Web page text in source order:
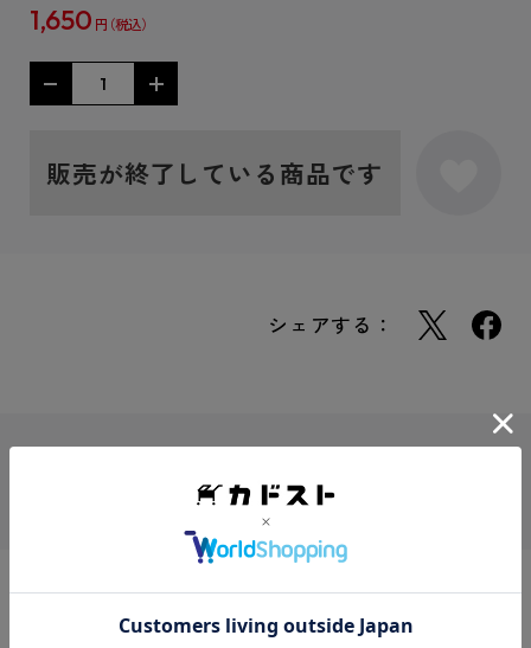
1,650 円
販売が終了している商品です
シェアする：
青の祓魔師